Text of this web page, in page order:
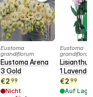
Eustoma
grandiflorum
Eustoma Arena
3 Gold
€2 99
Nicht
Eustoma
grandiflorum
1 Lavender
€2 99
Auf